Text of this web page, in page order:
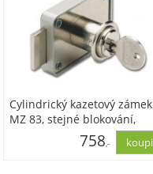
Cylindrický kazetový zámek
MZ 83, stejné blokování,
vložka zinek poniklovaný
758,-